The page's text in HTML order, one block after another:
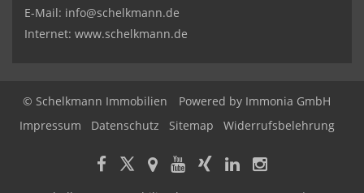
E-Mail: info@schelkmann.de
Internet: www.schelkmann.de
© Schelkmann Immobilien Powered by Immonia GmbH
Impressum
Datenschutz Sitemap Widerrufsbelehrung